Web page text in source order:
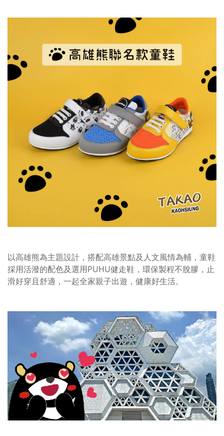
以高雄熊為主題設計，搭配高雄景點及人文風情為輔，童鞋
採用活潑的配色及選用PUHU健走鞋，環保製程不脫膠，止
滑好穿且舒適，一起全家親子出遊，健康好生活。